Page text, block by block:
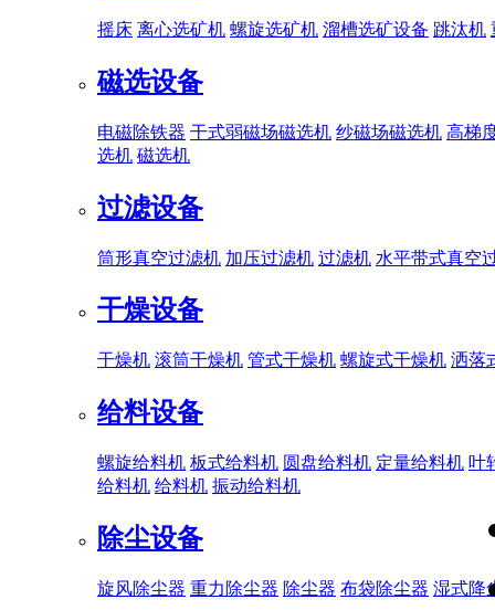
摇床 离心选矿机 螺旋选矿机 溜槽选矿设备 跳汰机
磁选设备
电磁除铁器 干式弱磁场磁选机 纱磁场磁选机 高梯
选机 磁选机
过滤设备
筒形真空过滤机 加压过滤机 过滤机 水平带式真空
干燥设备
干燥机 滚筒干燥机 管式干燥机 螺旋式干燥机 洒落
给料设备
螺旋给料机 板式给料机 圆盘给料机 定量给料机 叶
给料机 给料机 振动给料机
除尘设备
旋风除尘器 重力除尘器 除尘器 布袋除尘器 湿式降